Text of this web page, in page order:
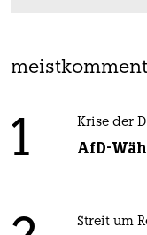
1 Krise der
AfD-
Streit um